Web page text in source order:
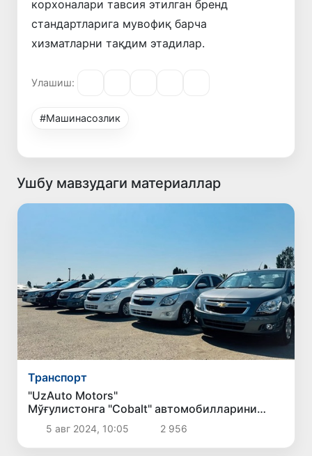
корхоналари тавсия этилган бренд
стандартларига мувофиқ барча
хизматларни тақдим этадилар.
Улашиш:
#Машинасозлик
Ушбу мавзудаги материаллар
Транспорт
"UzAuto Motors"
Мўғулистонга "Cobalt" автомобилларини
экспорт қилишни бошлади
5 авг 2024, 10:05 2 956